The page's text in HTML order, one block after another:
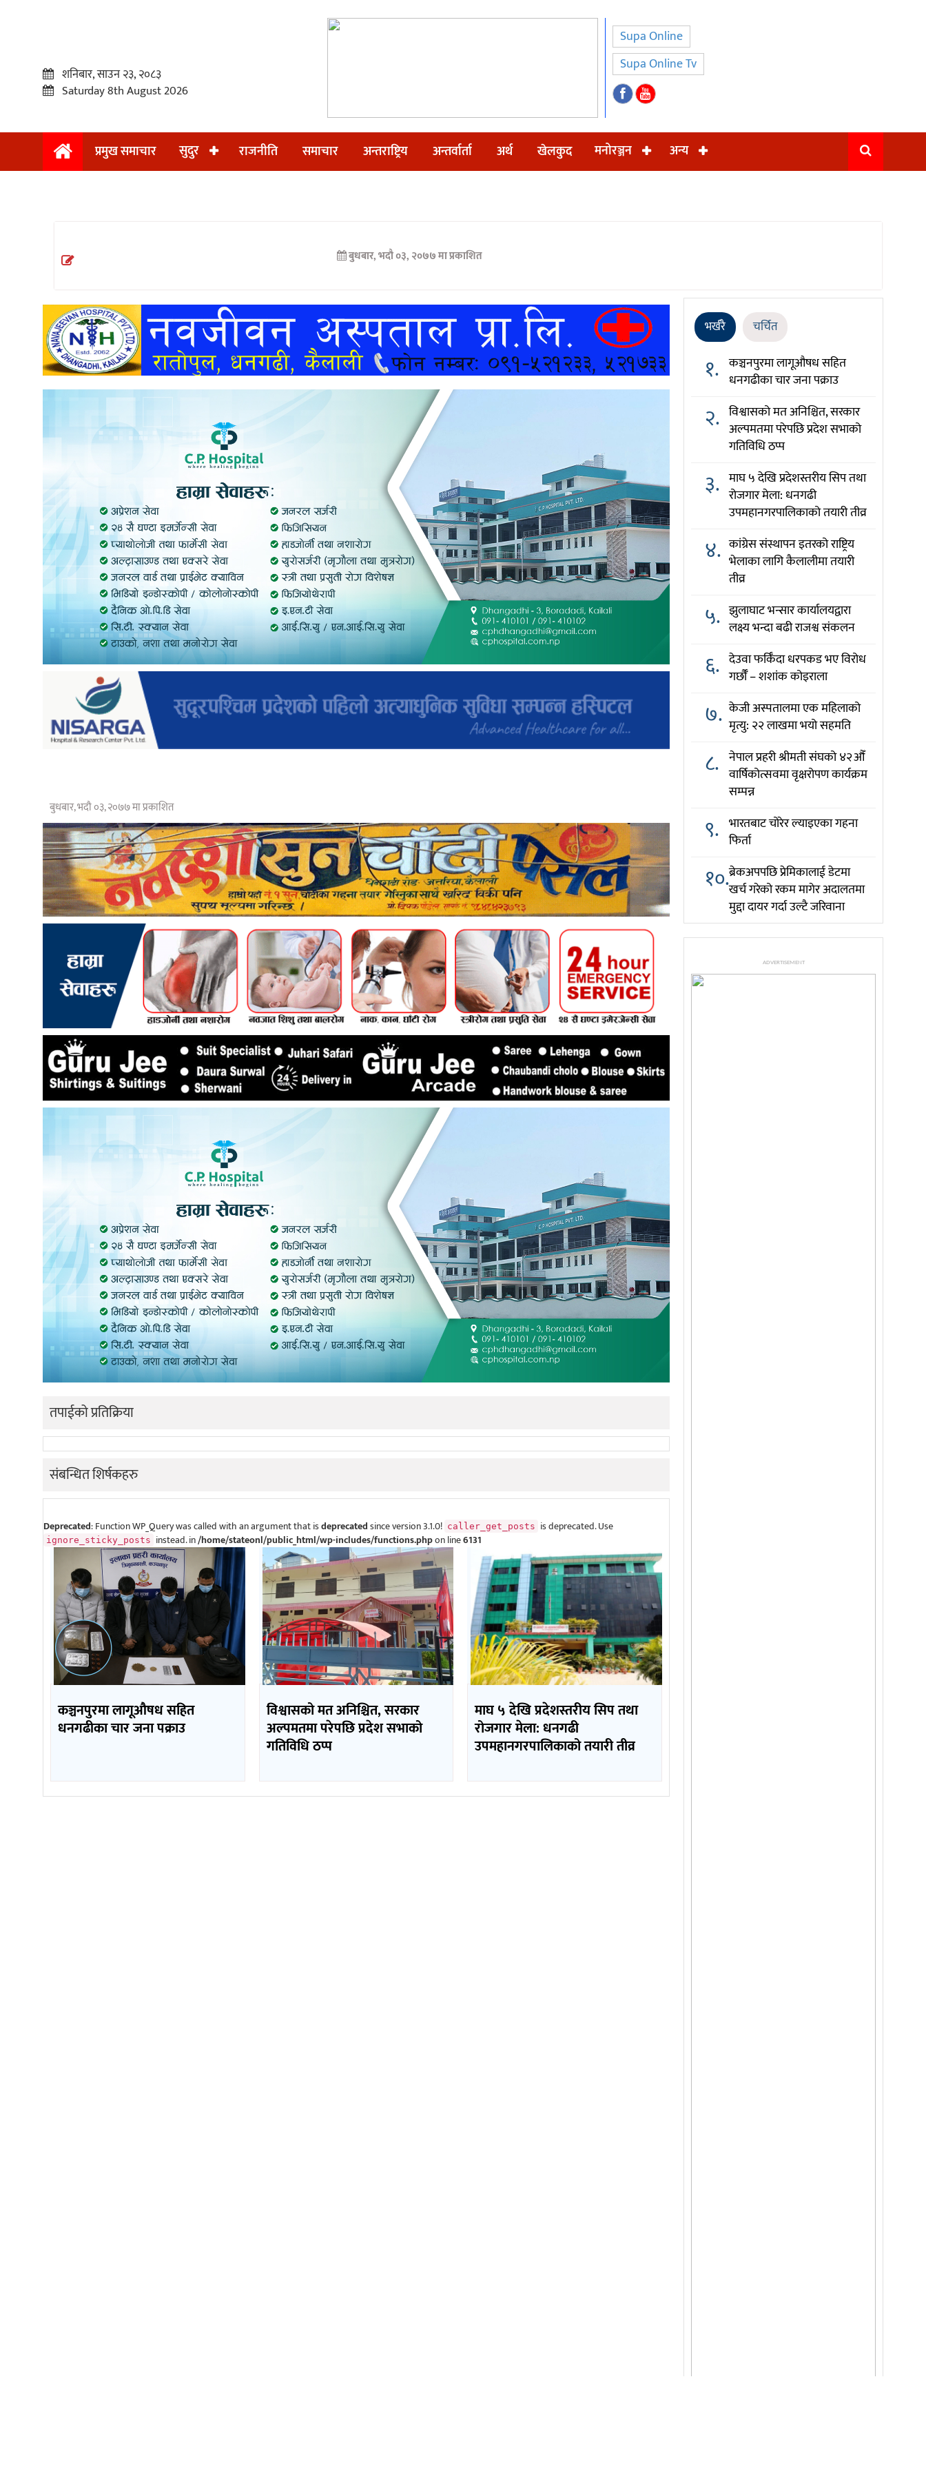
प्रमुख
अन्तराष्ट्रिय
अन्तर्वार्ता
खेलकुद
शनिबार, साउन २३, २०८३
Saturday 8th August 2026
Supa Online
Supa Online Tv
प्रमुख समाचार सुदुर राजनीति समाचार अन्तराष्ट्रिय अन्तर्वार्ता अर्थ खेलकुद मनोरञ्जन अन्य
बुधबार, भदौ ०३, २०७७ मा प्रकाशित
बुधबार, भदौ ०३, २०७७ मा प्रकाशित
तपाईको प्रतिक्रिया
संबन्धित शिर्षकहरु
Deprecated: Function WP_Query was called with an argument that isdeprecatedsince version 3.1.0! caller_get_posts is deprecated. Use
ignore_sticky_posts instead. in/home/stateonl/public_html/wp-includes/functions.phpon line6131
कञ्चनपुरमा लागूऔषध सहित
धनगढीका चार जना पक्राउ
विश्वासको मत अनिश्चित, सरकार
अल्पमतमा परेपछि प्रदेश सभाको
गतिविधि ठप्प
माघ ५ देखि प्रदेशस्तरीय सिप तथा
रोजगार मेला: धनगढी
उपमहानगरपालिकाको तयारी तीव्र
भर्खरै चर्चित
१. कञ्चनपुरमा लागूऔषध सहित
धनगढीका चार जना पक्राउ
२. विश्वासको मत अनिश्चित, सरकार
अल्पमतमा परेपछि प्रदेश सभाको
गतिविधि ठप्प
३. माघ ५ देखि प्रदेशस्तरीय सिप तथा
रोजगार मेला: धनगढी
उपमहानगरपालिकाको तयारी तीव्र
४. कांग्रेस संस्थापन इतरको राष्ट्रिय
भेलाका लागि कैलालीमा तयारी
तीव्र
५. झुलाघाट भन्सार कार्यालयद्वारा
लक्ष्य भन्दा बढी राजश्व संकलन
६. देउवा फर्किँदा धरपकड भए विरोध
गर्छौँं – शशांक कोइराला
७. केजी अस्पतालमा एक महिलाको
मृत्यु: २२ लाखमा भयो सहमति
८. नेपाल प्रहरी श्रीमती संघको ४२औँ
वार्षिकोत्सवमा वृक्षरोपण कार्यक्रम
सम्पन्न
९. भारतबाट चोरेर ल्याइएका गहना
फिर्ता
१०.ब्रेकअपपछि प्रेमिकालाई डेटमा
खर्च गरेको रकम मागेर अदालतमा
मुद्दा दायर गर्दा उल्टै जरिवाना
ADVERTISEMENT